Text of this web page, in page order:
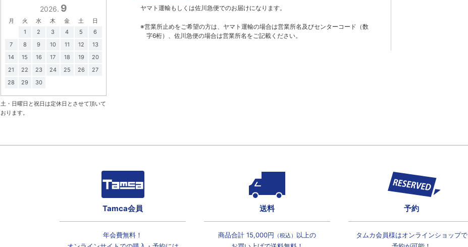
ヤマト運輸もしくは佐川急便でのお届けになります。
※営業所止めをご希望の方は、ヤマト運輸の場合は営業所名及びセンターコード（数
字6桁）、佐川急便の場合は営業所名をご記載ください。
2026. 9
月 火 水 木 金 土
日
1
2 3 4 5
6
7
8 9 10 11 12
13
14
15 16 17 18 19
20
21
22 23 24 25 26
27
28
29 30
土・日曜日と祝日は定休日とさせて頂いて
おります。
Tamca会員
年会費無料！
送料
商品合計 15,000円 （税込） 以上の
予約
タムカ会員様はオンラインショップで